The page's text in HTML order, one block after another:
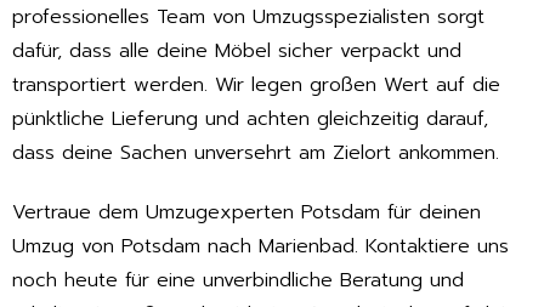
professionelles Team von Umzugsspezialisten sorgt
dafür, dass alle deine Möbel sicher verpackt und
transportiert werden. Wir legen großen Wert auf die
pünktliche Lieferung und achten gleichzeitig darauf,
dass deine Sachen unversehrt am Zielort ankommen.
Vertraue dem Umzugexperten Potsdam für deinen
Umzug von Potsdam nach Marienbad. Kontaktiere uns
noch heute für eine unverbindliche Beratung und